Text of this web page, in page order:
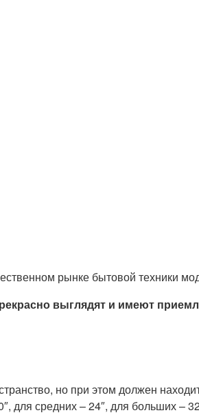
рынке бытовой техники
выглядят и имеют
но при этом должен
для средних – 24″, для больших –